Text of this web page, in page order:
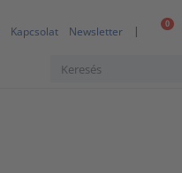
0
Kapcsolat Newsletter